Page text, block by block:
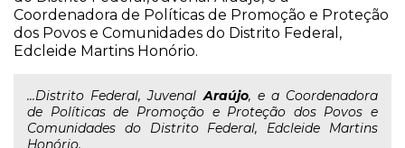
Coordenadora de Políticas de Promoção e Proteção
dos Povos e Comunidades do Distrito Federal,
Edcleide Martins Honório.
...Distrito Federal, JuvenalAraújo, e a Coordenadora
de Políticas de Promoção e Proteção dos Povos e
Comunidades do Distrito Federal, Edcleide Martins
Honório.